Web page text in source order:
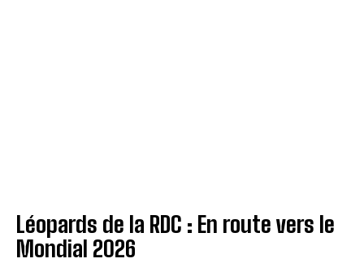
Léopards de la RDC : En route vers le
Mondial 2026